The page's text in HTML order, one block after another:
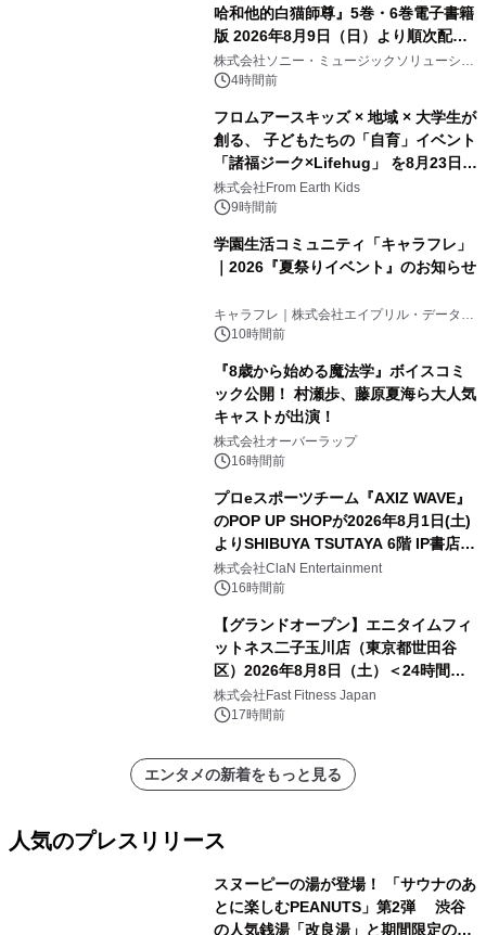
哈和他的白猫師尊』5巻・6巻電子書籍
版 2026年8月9日（日）より順次配信
開始
株式会社ソニー・ミュージックソリューショ
ンズ4時間前
フロムアースキッズ × 地域 × 大学生が
創る、 子どもたちの「自育」イベント
「諸福ジーク×Lifehug」 を8月23日
(日)開催
株式会社From Earth Kids
9時間前
学園生活コミュニティ「キャラフレ」
｜2026『夏祭りイベント』のお知らせ
キャラフレ｜株式会社エイプリル・データ・
デザインズ
10時間前
『8歳から始める魔法学』ボイスコミ
ック公開！ 村瀬歩、藤原夏海ら大人気
キャストが出演！
株式会社オーバーラップ
16時間前
プロeスポーツチーム『AXIZ WAVE』
のPOP UP SHOPが2026年8月1日(土)
よりSHIBUYA TSUTAYA 6階 IP書店で
開催決定！！
株式会社ClaN Entertainment
16時間前
【グランドオープン】エニタイムフィ
ットネス二子玉川店（東京都世田谷
区）2026年8月8日（土）＜24時間年
中無休のフィットネスジム＞
株式会社Fast Fitness Japan
17時間前
エンタメの新着をもっと見る
人気のプレスリリース
スヌーピーの湯が登場！ 「サウナのあ
とに楽しむPEANUTS」第2弾 渋谷
の人気銭湯「改良湯」と期間限定のコ